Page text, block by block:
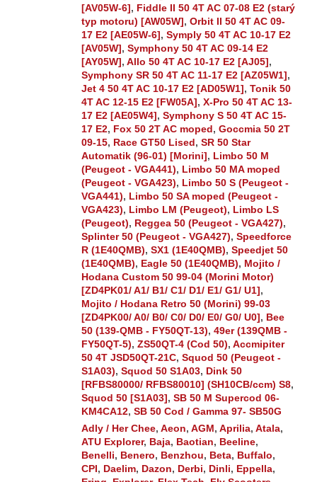
[AV05W-6], Fiddle II 50 4T AC 07-08 E2 (starý
typ motoru) [AW05W], Orbit II 50 4T AC 09-
17 E2 [AE05W-6], Symply 50 4T AC 10-17 E2
[AV05W], Symphony 50 4T AC 09-14 E2
[AY05W], Allo 50 4T AC 10-17 E2 [AJ05],
Symphony SR 50 4T AC 11-17 E2 [AZ05W1],
Jet 4 50 4T AC 10-17 E2 [AD05W1], Tonik 50
4T AC 12-15 E2 [FW05A], X-Pro 50 4T AC 13-
17 E2 [AE05W4], Symphony S 50 4T AC 15-
17 E2, Fox 50 2T AC moped, Goccmia 50 2T
09-15, Race GT50 Lised, SR 50 Star
Automatik (96-01) [Morini], Limbo 50 M
(Peugeot - VGA441), Limbo 50 MA moped
(Peugeot - VGA423), Limbo 50 S (Peugeot -
VGA441), Limbo 50 SA moped (Peugeot -
VGA423), Limbo LM (Peugeot), Limbo LS
(Peugeot), Reggea 50 (Peugeot - VGA427),
Splinter 50 (Peugeot - VGA427), Speedforce
R (1E40QMB), SX1 (1E40QMB), Speedjet 50
(1E40QMB), Eagle 50 (1E40QMB), Mojito /
Hodana Custom 50 99-04 (Morini Motor)
[ZD4PK01/ A1/ B1/ C1/ D1/ E1/ G1/ U1],
Mojito / Hodana Retro 50 (Morini) 99-03
[ZD4PK00/ A0/ B0/ C0/ D0/ E0/ G0/ U0], Bee
50 (139-QMB - FY50QT-13), 49er (139QMB -
FY50QT-5), ZS50QT-4 (Cod 50), Accmipiter
50 4T JSD50QT-21C, Squod 50 (Peugeot -
S1A03), Squod 50 S1A03, Dink 50
[RFBS80000/ RFBS80010] (SH10CB/ccm) S8,
Squod 50 [S1A03], SB 50 M Supercod 06-
KM4CA12, SB 50 Cod / Gamma 97- SB50G
Adly / Her Chee, Aeon, AGM, Aprilia, Atala,
ATU Explorer, Baja, Baotian, Beeline,
Benelli, Benero, Benzhou, Beta, Buffalo,
CPI, Daelim, Dazon, Derbi, Dinli, Eppella,